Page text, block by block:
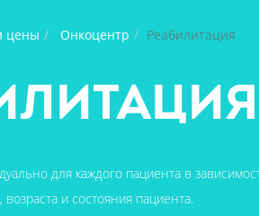
цены Онкоцентр Реабилитация
для каждого пациента в
возраста и состояния пациента.